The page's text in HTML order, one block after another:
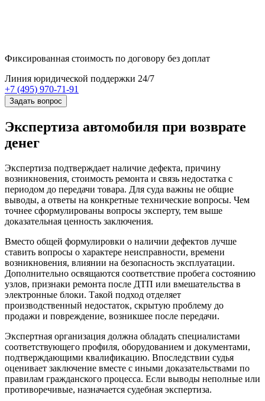
Фиксированная стоимость по договору без доплат
Линия юридической поддержки 24/7
+7 (495) 970-71-91
Задать вопрос
Экспертиза автомобиля при возврате
денег
Экспертиза подтверждает наличие дефекта, причину
возникновения, стоимость ремонта и связь недостатка с
периодом до передачи товара. Для суда важны не общие
выводы, а ответы на конкретные технические вопросы. Чем
точнее сформулированы вопросы эксперту, тем выше
доказательная ценность заключения.
Вместо общей формулировки о наличии дефектов лучше
ставить вопросы о характере неисправности, времени
возникновения, влиянии на безопасность эксплуатации.
Дополнительно освящаются соответствие пробега состоянию
узлов, признаки ремонта после ДТП или вмешательства в
электронные блоки. Такой подход отделяет
производственный недостаток, скрытую проблему до
продажи и повреждение, возникшее после передачи.
Экспертная организация должна обладать специалистами
соответствующего профиля, оборудованием и документами,
подтверждающими квалификацию. Впоследствии судья
оценивает заключение вместе с иными доказательствами по
правилам гражданского процесса. Если выводы неполные или
противоречивые, назначается судебная экспертиза.